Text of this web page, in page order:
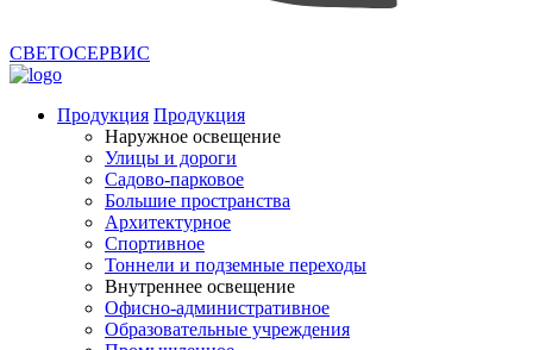
СВЕТОСЕРВИС
Продукция Продукция
Наружное освещение
Улицы и дороги
Садово-парковое
Большие пространства
Архитектурное
Спортивное
Тоннели и подземные переходы
Внутреннее освещение
Офисно-административное
Образовательные учреждения